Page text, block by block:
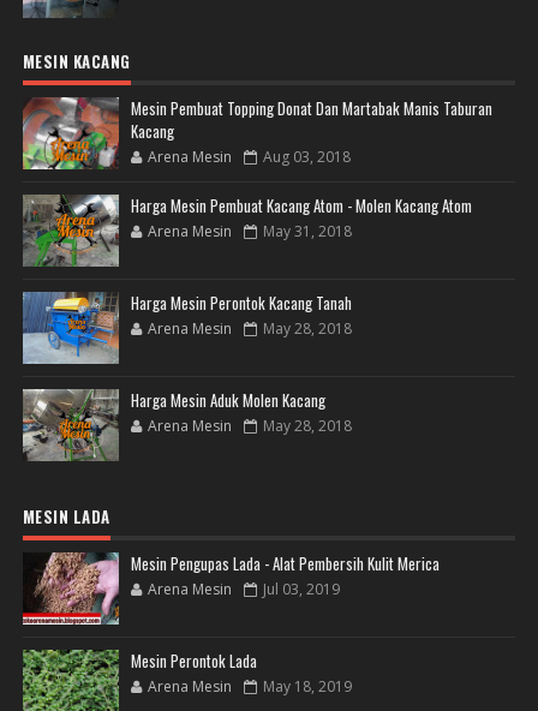
MESIN KACANG
Mesin Pembuat Topping Donat Dan Martabak Manis Taburan
Kacang
Arena Mesin Aug 03, 2018
Harga Mesin Pembuat Kacang Atom - Molen Kacang Atom
Arena Mesin May 31, 2018
Harga Mesin Perontok Kacang Tanah
Arena Mesin May 28, 2018
Harga Mesin Aduk Molen Kacang
Arena Mesin May 28, 2018
MESIN LADA
Mesin Pengupas Lada - Alat Pembersih Kulit Merica
Arena Mesin Jul 03, 2019
Mesin Perontok Lada
Arena Mesin May 18, 2019